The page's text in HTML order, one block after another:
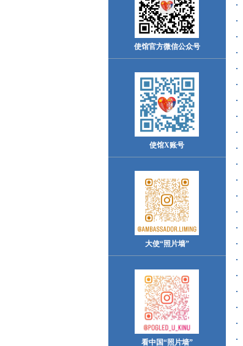
使馆官方微信公众号
使馆X账号
大使“照片墙”
看中国“照片墙”